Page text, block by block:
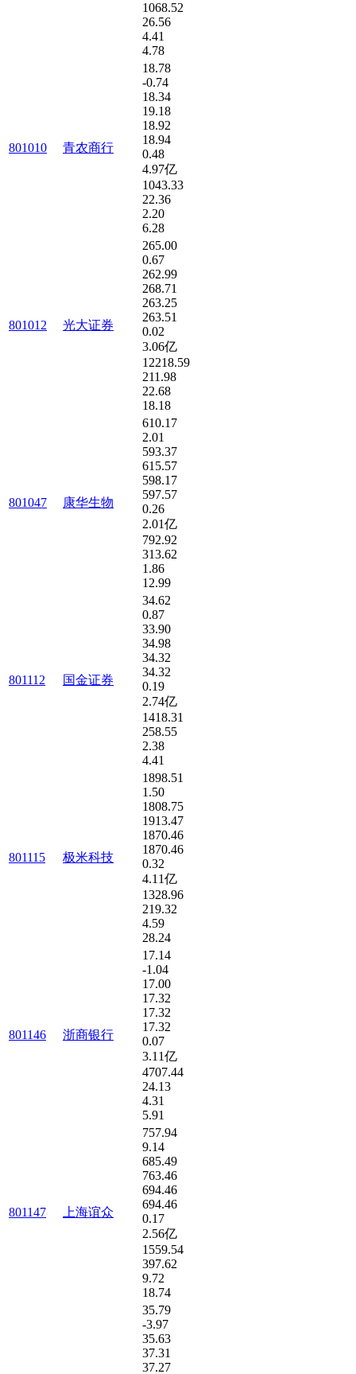
1068.52
26.56
4.41
4.78
801010 青农商行
18.78
-0.74
18.34
19.18
18.92
18.94
0.48
4.97亿
1043.33
22.36
2.20
6.28
801012 光大证券
265.00
0.67
262.99
268.71
263.25
263.51
0.02
3.06亿
12218.59
211.98
22.68
18.18
801047 康华生物
610.17
2.01
593.37
615.57
598.17
597.57
0.26
2.01亿
792.92
313.62
1.86
12.99
801112 国金证券
34.62
0.87
33.90
34.98
34.32
34.32
0.19
2.74亿
1418.31
258.55
2.38
4.41
801115 极米科技
1898.51
1.50
1808.75
1913.47
1870.46
1870.46
0.32
4.11亿
1328.96
219.32
4.59
28.24
801146 浙商银行
17.14
-1.04
17.00
17.32
17.32
17.32
0.07
3.11亿
4707.44
24.13
4.31
5.91
801147 上海谊众
757.94
9.14
685.49
763.46
694.46
694.46
0.17
2.56亿
1559.54
397.62
9.72
18.74
35.79
-3.97
35.63
37.31
37.27